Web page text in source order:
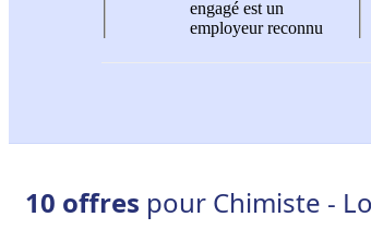
engagé est un
employeur reconnu
10 offres pour Chimiste -